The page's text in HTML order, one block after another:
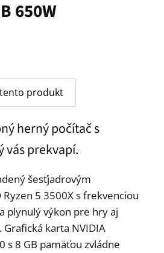
650W
produkt
herný počítač s
prekvapí.
šesťjadrovým
5 3500X s frekvenciou
plynulý výkon pre hry aj
Grafická karta NVIDIA
s 8 GB pamäťou zvládne